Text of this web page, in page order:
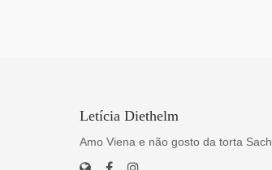
Letícia Diethelm
Amo Viena e não gosto da torta